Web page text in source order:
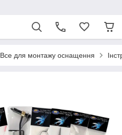
Все для монтажу оснащення